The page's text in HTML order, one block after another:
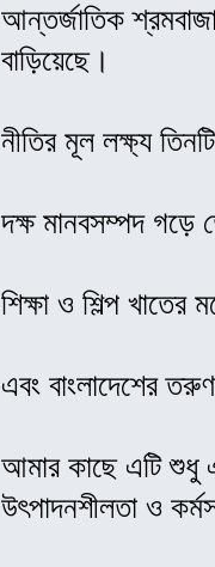
আন্তর্জাতিক
বাড়িয়েছে।
নীতির মূল লক্ষ্য
দক্ষ মানবসম্পদ গড়ে
শিক্ষা ও শিল্প খাতের
এবং বাংলাদেশের
আমার কাছে এটি শুধু
উৎপাদনশীলতা ও